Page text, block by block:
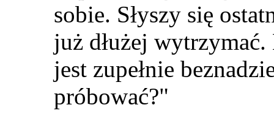
sobie. Słyszy się
już dłużej
jest zupełnie
próbować?"